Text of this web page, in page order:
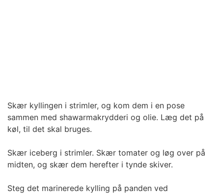
Skær kyllingen i strimler, og kom dem i en pose
sammen med shawarmakrydderi og olie. Læg det på
køl, til det skal bruges.
Skær iceberg i strimler. Skær tomater og løg over på
midten, og skær dem herefter i tynde skiver.
Steg det marinerede kylling på panden ved